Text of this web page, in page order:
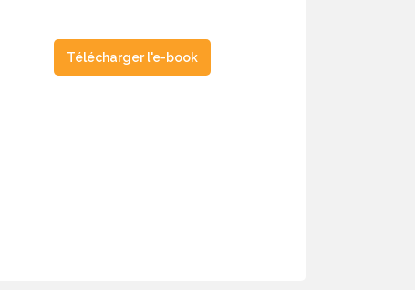
Télécharger l'e-book